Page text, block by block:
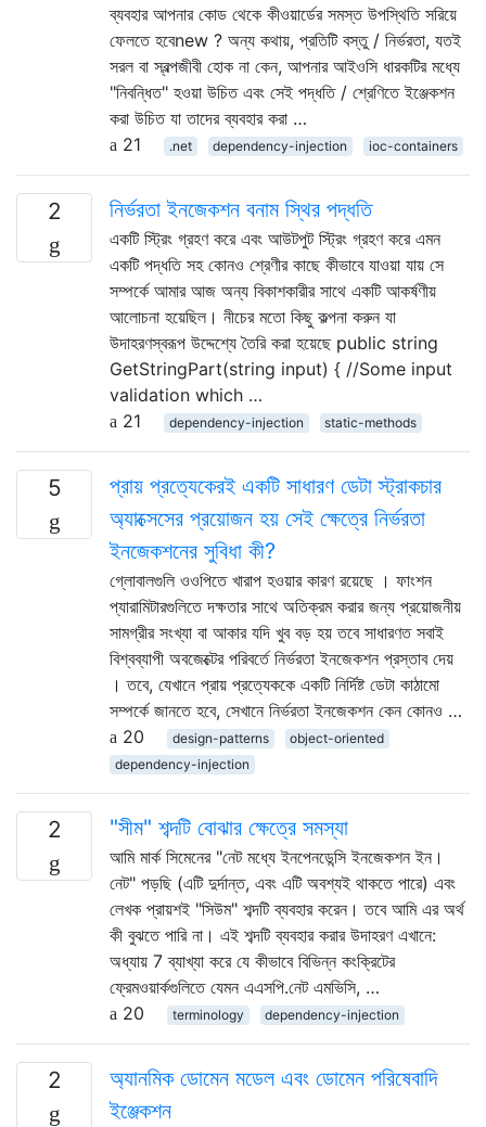
ব্যবহার আপনার কোড থেকে কীওয়ার্ডের সমস্ত উপস্থিতি সরিয়ে
ফেলতে হবেnew ? অন্য কথায়, প্রতিটি বস্তু / নির্ভরতা, যতই
সরল বা স্বল্পজীবী হোক না কেন, আপনার আইওসি ধারকটির মধ্যে
"নিবন্ধিত" হওয়া উচিত এবং সেই পদ্ধতি / শ্রেণিতে ইঞ্জেকশন
করা উচিত যা তাদের ব্যবহার করা …
21
.net dependency-injection ioc-containers
2 নির্ভরতা ইনজেকশন বনাম স্থির পদ্ধতি
একটি স্ট্রিং গ্রহণ করে এবং আউটপুট স্ট্রিং গ্রহণ করে এমন
একটি পদ্ধতি সহ কোনও শ্রেণীর কাছে কীভাবে যাওয়া যায় সে
সম্পর্কে আমার আজ অন্য বিকাশকারীর সাথে একটি আকর্ষণীয়
আলোচনা হয়েছিল। নীচের মতো কিছু কল্পনা করুন যা
উদাহরণস্বরূপ উদ্দেশ্যে তৈরি করা হয়েছে public string
GetStringPart(string input) { //Some input
validation which …
21
dependency-injection static-methods
5
প্রায় প্রত্যেকেরই একটি সাধারণ ডেটা স্ট্রাকচার
অ্যাক্সেসের প্রয়োজন হয় সেই ক্ষেত্রে নির্ভরতা
ইনজেকশনের সুবিধা কী?
গ্লোবালগুলি ওওপিতে খারাপ হওয়ার কারণ রয়েছে । ফাংশন
প্যারামিটারগুলিতে দক্ষতার সাথে অতিক্রম করার জন্য প্রয়োজনীয়
সামগ্রীর সংখ্যা বা আকার যদি খুব বড় হয় তবে সাধারণত সবাই
বিশ্বব্যাপী অবজেক্টের পরিবর্তে নির্ভরতা ইনজেকশন প্রস্তাব দেয়
। তবে, যেখানে প্রায় প্রত্যেককে একটি নির্দিষ্ট ডেটা কাঠামো
সম্পর্কে জানতে হবে, সেখানে নির্ভরতা ইনজেকশন কেন কোনও …
20
design-patterns
object-oriented
dependency-injection
2 "সীম" শব্দটি বোঝার ক্ষেত্রে সমস্যা
আমি মার্ক সিমেনের "নেট মধ্যে ইনপেনডেন্সি ইনজেকশন ইন।
নেট" পড়ছি (এটি দুর্দান্ত, এবং এটি অবশ্যই থাকতে পারে) এবং
লেখক প্রায়শই "সিউম" শব্দটি ব্যবহার করেন। তবে আমি এর অর্থ
কী বুঝতে পারি না। এই শব্দটি ব্যবহার করার উদাহরণ এখানে:
অধ্যায় 7 ব্যাখ্যা করে যে কীভাবে বিভিন্ন কংক্রিটের
ফ্রেমওয়ার্কগুলিতে যেমন এএসপি.নেট এমভিসি, …
20
terminology dependency-injection
2
অ্যানমিক ডোমেন মডেল এবং ডোমেন পরিষেবাদি
ইঞ্জেকশন